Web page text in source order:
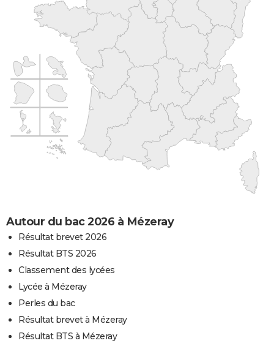
Autour du bac 2026 à Mézeray
Résultat brevet 2026
Résultat BTS 2026
Classement des lycées
Lycée à Mézeray
Perles du bac
Résultat brevet à Mézeray
Résultat BTS à Mézeray